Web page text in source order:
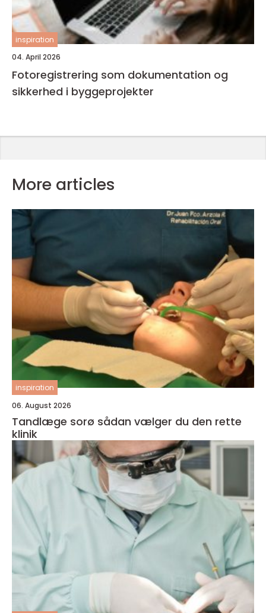
inspiration
04. April 2026
Fotoregistrering som dokumentation og
sikkerhed i byggeprojekter
More articles
inspiration
06. August 2026
Tandlæge sorø sådan vælger du den rette
klinik